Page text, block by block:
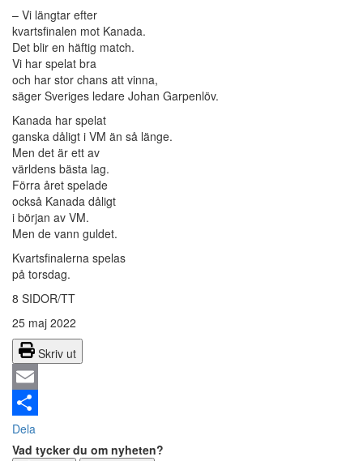
– Vi längtar efter
kvartsfinalen mot Kanada.
Det blir en häftig match.
Vi har spelat bra
och har stor chans att vinna,
säger Sveriges ledare Johan Garpenlöv.
Kanada har spelat
ganska dåligt i VM än så länge.
Men det är ett av
världens bästa lag.
Förra året spelade
också Kanada dåligt
i början av VM.
Men de vann guldet.
Kvartsfinalerna spelas
på torsdag.
8 SIDOR/TT
25 maj 2022
Skriv ut
Email
Dela
Vad tycker du om nyheten?